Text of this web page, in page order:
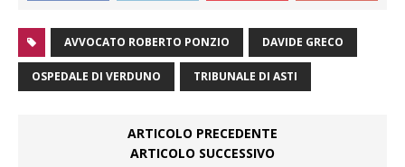
AVVOCATO ROBERTO PONZIO DAVIDE GRECO
OSPEDALE DI VERDUNO TRIBUNALE DI ASTI
ARTICOLO PRECEDENTE
ARTICOLO SUCCESSIVO